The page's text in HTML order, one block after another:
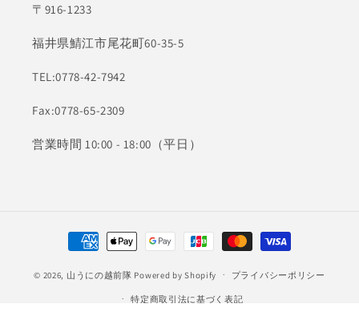
〒916-1233
福井県鯖江市尾花町60-35-5
TEL:0778-42-7942
Fax:0778-65-2309
営業時間 10:00 - 18:00（平日）
決
済
方
© 2026, 山うにの越前隊 Powered by Shopify プライバシーポリシー
特定商取引法に基づく表記